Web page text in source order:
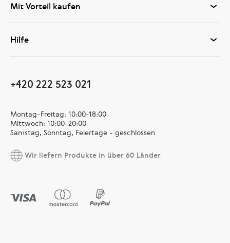
Mit Vorteil kaufen
Hilfe
+420 222 523 021
Montag-Freitag: 10:00-18:00
Mittwoch: 10:00-20:00
Samstag, Sonntag, Feiertage - geschlossen
Wir liefern Produkte in über 60 Länder